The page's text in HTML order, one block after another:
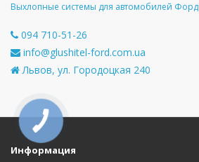
Выхлопные системы для автомобилей Форд
094 710-51-26
info@glushitel-ford.com.ua
Львов, ул. Городоцкая 240
Информация
КНОПКА
СВЯЗИ